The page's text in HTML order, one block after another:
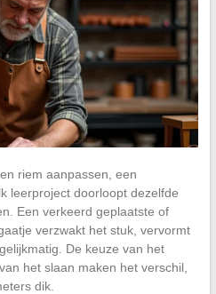
riem aanpassen, een
leerproject doorloopt dezelfde
Een verkeerd geplaatste of
verzwakt het stuk, vervormt
De keuze van het
het slaan maken het verschil,
dik.